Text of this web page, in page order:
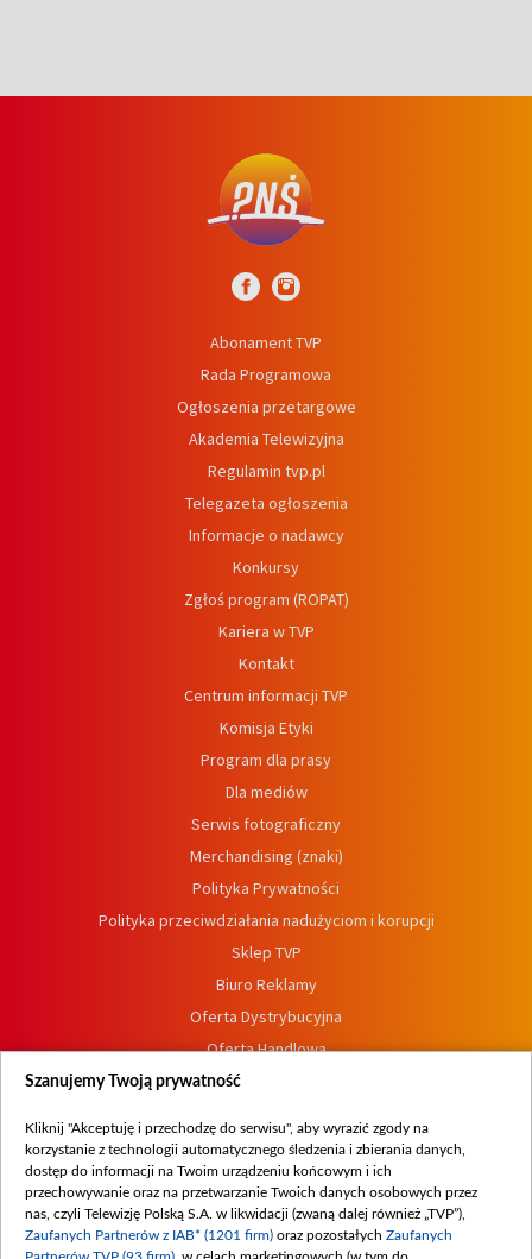
Abonament TVP
Rada Programowa
Ogłoszenia przetargowe
Akademia Telewizyjna
Regulamin tvp.pl
Telegazeta ogłoszenia
Informacje o nadawcy
Konkursy
Zgłoś program (ROPAT)
Kariera w TVP
Kontakt
Centrum informacji TVP
Komisja Etyki
Program dla prasy
Dla mediów
Serwis fotograficzny
Merchandising (znaki)
Polityka Prywatności
Polityka przeciwdziałania nadużyciom i korupcji
Sklep TVP
Biuro Reklamy
Oferta Dystrybucyjna
Oferta Handlowa
Dostępność
Procedura zgłoszeń wewnętrznych
Szanujemy Twoją prywatność
Kliknij "Akceptuję i przechodzę do serwisu", aby wyrazić zgody na
korzystanie z technologii automatycznego śledzenia i zbierania danych,
dostęp do informacji na Twoim urządzeniu końcowym i ich
przechowywanie oraz na przetwarzanie Twoich danych osobowych przez
nas, czyli Telewizję Polską S.A. w likwidacji (zwaną dalej również „TVP”),
Zaufanych Partnerów z IAB* (1201 firm) oraz pozostałych Zaufanych